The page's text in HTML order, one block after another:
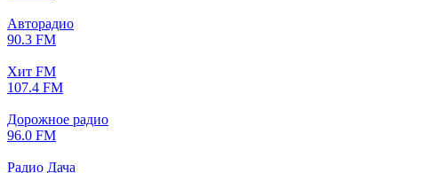
Авторадио
90.3 FM
Хит FM
107.4 FM
Дорожное радио
96.0 FM
Радио Дача